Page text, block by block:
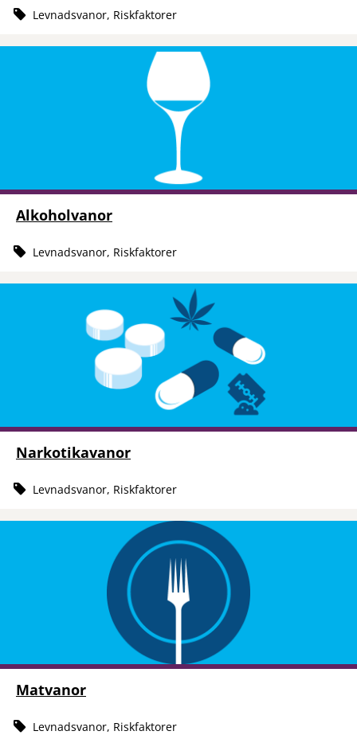
Levnadsvanor, Riskfaktorer
Alkoholvanor
Levnadsvanor, Riskfaktorer
Narkotikavanor
Levnadsvanor, Riskfaktorer
Matvanor
Levnadsvanor, Riskfaktorer